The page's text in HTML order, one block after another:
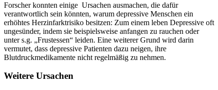
Forscher konnten einige Ursachen ausmachen, die dafür
verantwortlich sein könnten, warum depressive Menschen ein
erhöhtes Herzinfarktrisiko besitzen: Zum einem leben Depressive oft
ungesünder, indem sie beispielsweise anfangen zu rauchen oder
unter s.g. „Frustessen“ leiden. Eine weiterer Grund wird darin
vermutet, dass depressive Patienten dazu neigen, ihre
Blutdruckmedikamente nicht regelmäßig zu nehmen.
Weitere Ursachen